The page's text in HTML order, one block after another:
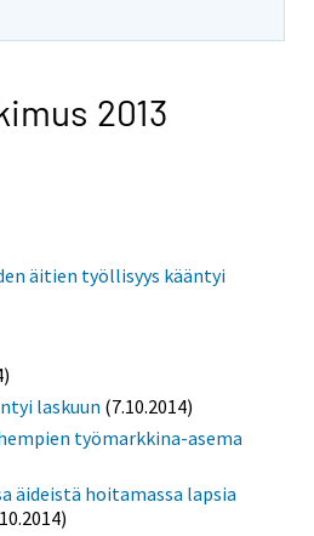
2013
äitien työllisyys kääntyi
laskuun (7.10.2014)
työmarkkina-asema
äideistä hoitamassa lapsia